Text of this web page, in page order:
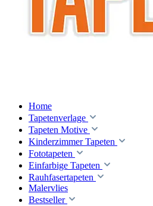
Home
Tapetenverlage
Tapeten Motive
Kinderzimmer Tapeten
Fototapeten
Einfarbige Tapeten
Rauhfasertapeten
Malervlies
Bestseller